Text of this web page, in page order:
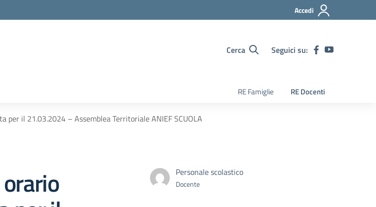
Accedi
Cerca Seguici su:
RE Famiglie RE Docenti
per il 21.03.2024 – Assemblea Territoriale ANIEF SCUOLA
Personale scolastico
Docente